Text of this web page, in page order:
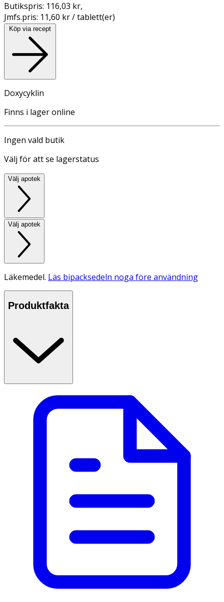
Butikspris: 116,03 kr,
Jmfs.pris: 11,60 kr / tablett(er)
Köp via recept
Doxycyklin
Finns i lager online
Ingen vald butik
Välj för att se lagerstatus
Välj apotek
Välj apotek
Läkemedel. Läs bipacksedeln noga före användning
Produktfakta